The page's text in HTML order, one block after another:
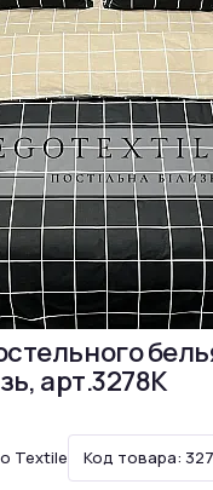
арт.3278K
Textile Код товара: